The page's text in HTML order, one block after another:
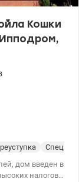
Кошки
дом введен в
налогов